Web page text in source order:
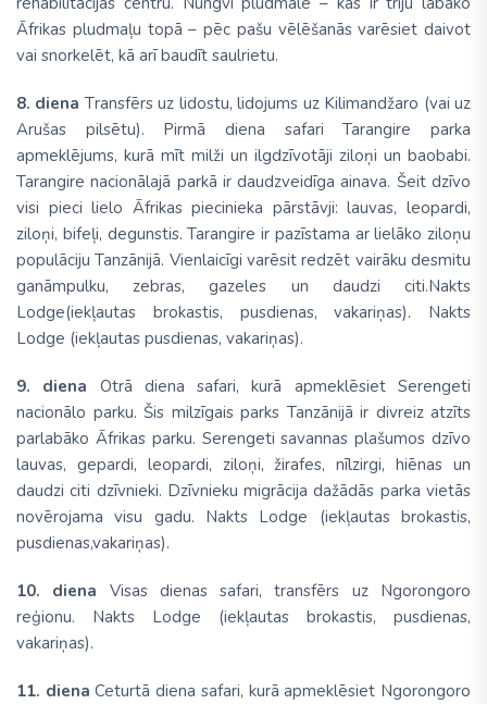
Āfrikas pludmaļu topā – pēc pašu vēlēšanās varēsiet daivot
vai snorkelēt, kā arī baudīt saulrietu.
8. diena Тransfērs uz lidostu, lidojums uz Kilimandžaro (vai uz
Arušas pilsētu). Pirmā diena safari Tarangire parka
apmeklējums, kurā mīt milži un ilgdzīvotāji ziloņi un baobabi.
Tarangire nacionālajā parkā ir daudzveidīga ainava. Šeit dzīvo
visi pieci lielo Āfrikas piecinieka pārstāvji: lauvas, leopardi,
ziloņi, bifeļi, degunstis. Tarangire ir pazīstama ar lielāko ziloņu
populāciju Tanzānijā. Vienlaicīgi varēsit redzēt vairāku desmitu
ganāmpulku, zebras, gazeles un daudzi citi.Nakts
Lodge(iekļautas brokastis, pusdienas, vakariņas). Nakts
Lodge (iekļautas pusdienas, vakariņas).
9. diena Otrā diena safari, kurā apmeklēsiet Serengeti
nacionālo parku. Šis milzīgais parks Tanzānijā ir divreiz atzīts
parlabāko Āfrikas parku. Serengeti savannas plašumos dzīvo
lauvas, gepardi, leopardi, ziloņi, žirafes, nīlzirgi, hiēnas un
daudzi citi dzīvnieki. Dzīvnieku migrācija dažādās parka vietās
novērojama visu gadu. Nakts Lodge (iekļautas brokastis,
pusdienas,vakariņas).
10. diena Visas dienas safari, transfērs uz Ngorongoro
reģionu. Nakts Lodge (iekļautas brokastis, pusdienas,
vakariņas).
11. diena Ceturtā diena safari, kurā apmeklēsiet Ngorongoro